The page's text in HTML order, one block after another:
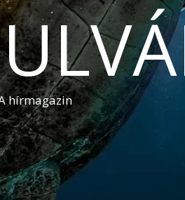
hírmagazin